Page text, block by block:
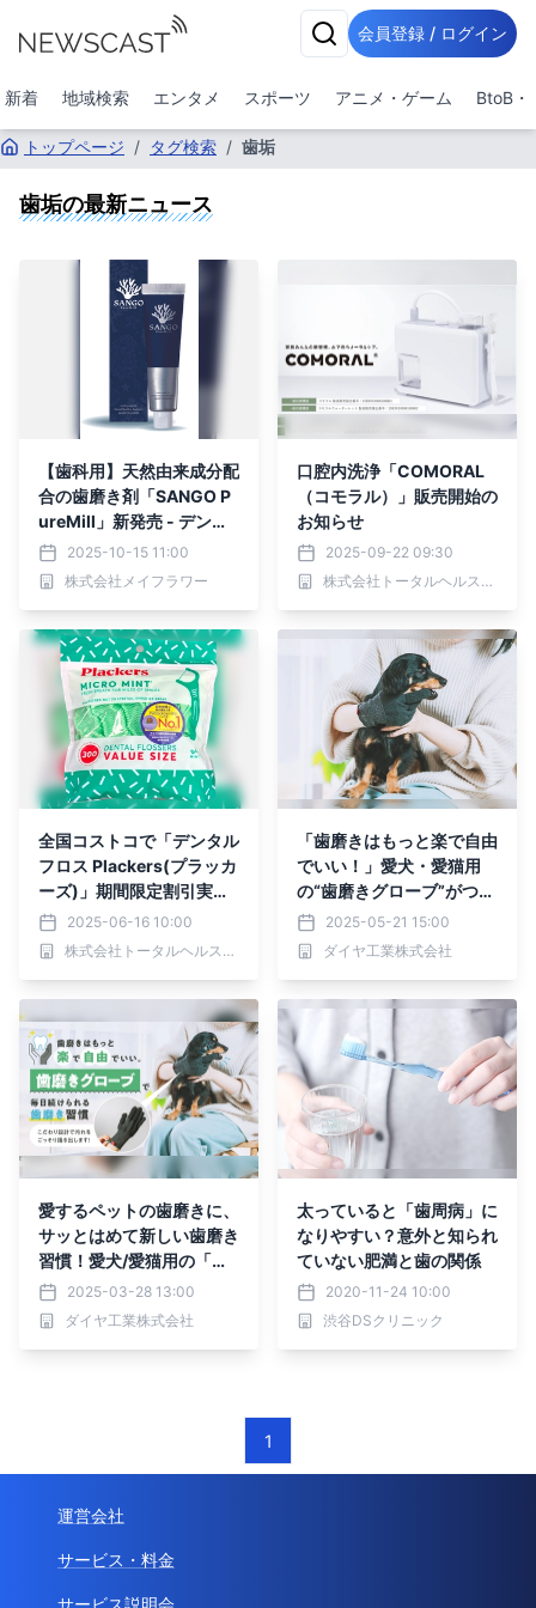
会員登録 / ログイン
新着 地域検索 エンタメ スポーツ アニメ・ゲーム BtoB・
トップページ / タグ検索 / 歯垢
歯垢の最新ニュース
【歯科用】天然由来成分配
合の歯磨き剤「SANGO P
ureMill」新発売 - デンタ
ル事業部2025-10-15 11:00
株式会社メイフラワー
口腔内洗浄「COMORAL
（コモラル）」販売開始の
お知らせ
2025-09-22 09:30
株式会社トータルヘルスコンサルティング
全国コストコで「デンタル
フロス Plackers(プラッカ
ーズ)」期間限定割引実施
中
2025-06-16 10:00
株式会社トータルヘルスコンサルティング
「歯磨きはもっと楽で自由
でいい！」愛犬・愛猫用
の“歯磨きグローブ”がつい
に一般販売開始！
2025-05-21 15:00
ダイヤ工業株式会社
愛するペットの歯磨きに、
サッとはめて新しい歯磨き
習慣！愛犬/愛猫用の「歯
磨きグローブ」をMakuak
eにて先行販売開始！
2025-03-28 13:00
ダイヤ工業株式会社
太っていると「歯周病」に
なりやすい？意外と知られ
ていない肥満と歯の関係
2020-11-24 10:00
渋谷DSクリニック
1
運営会社
サービス・料金
サービス説明会